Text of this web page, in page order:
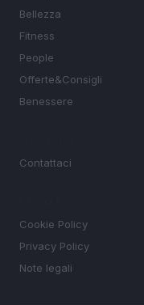
Bellezza
Fitness
People
Offerte&Consigli
Benessere
Contattaci
Cookie Policy
Privacy Policy
Note legali